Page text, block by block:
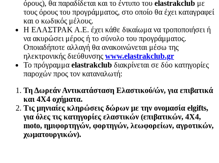
όρους), θα παραδίδεται και το έντυπο του elastrakclub με
τους όρους του προγράμματος, στο οποίο θα έχει καταγραφεί
και ο κωδικός μέλους.
H ΕΛΑΣΤΡΑΚ Α.Ε. έχει κάθε δικαίωμα να τροποποιήσει ή
να ακυρώσει μέρος ή το σύνολο του προγράμματος.
Οποιαδήποτε αλλαγή θα ανακοινώνεται μέσω της
ηλεκτρονικής διεύθυνσης www.elastrakclub.gr
Το πρόγραμμα elastrakclub διακρίνεται σε δύο κατηγορίες
παροχών προς τον καταναλωτή:
Τη Δωρεάν Αντικατάσταση Ελαστικού/ών, για επιβατικά
και 4Χ4 οχήματα.
Τις μηνιαίες κληρώσεις δώρων με την ονομασία elgifts,
για όλες τις κατηγορίες ελαστικών (επιβατικών, 4Χ4,
moto, ημιφορτηγών, φορτηγών, λεωφορείων, αγροτικών,
χωματουργικών).